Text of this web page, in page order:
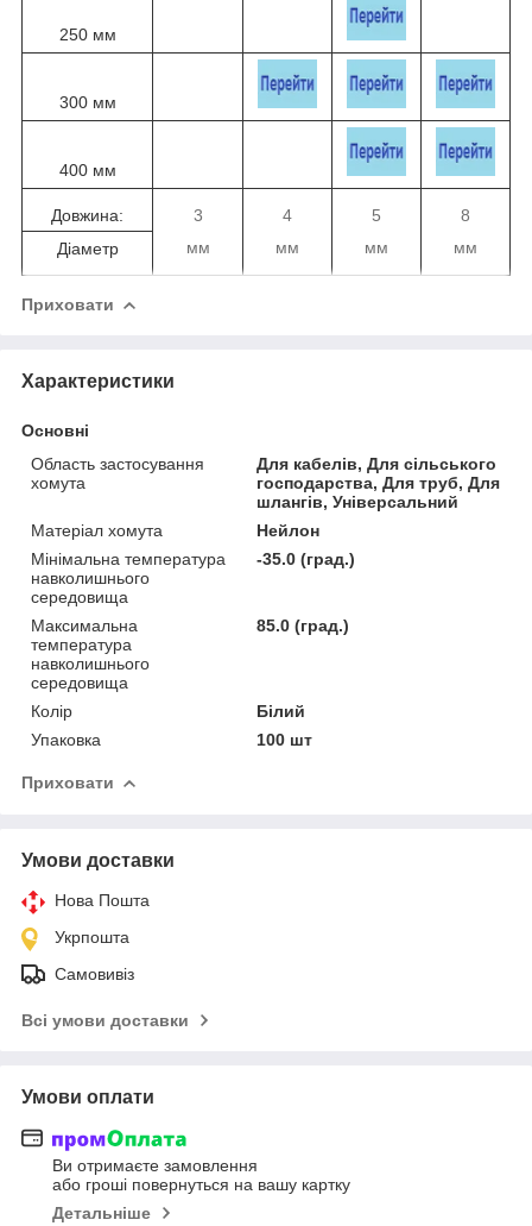
250 мм
300 мм
400 мм
Довжина:
3
мм
4
мм
5
мм
8
мм
Діаметр
Приховати
Характеристики
Основні
Область застосування
хомута
Для кабелів, Для сільського
господарства, Для труб, Для
шлангів, Універсальний
Матеріал хомута
Нейлон
Мінімальна температура
навколишнього
середовища
-35.0 (град.)
Максимальна
температура
навколишнього
середовища
85.0 (град.)
Колір
Білий
Упаковка
100 шт
Приховати
Умови доставки
Нова Пошта
Укрпошта
Самовивіз
Всі умови доставки
Умови оплати
Ви отримаєте замовлення
або гроші повернуться на вашу картку
Детальніше